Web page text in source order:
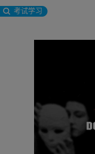
考试学习